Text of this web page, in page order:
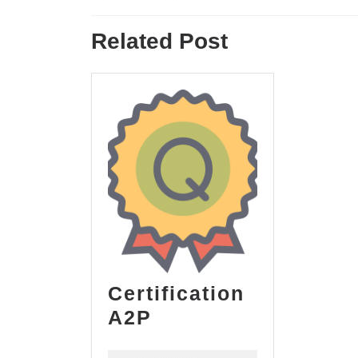
l’article
post:
Related Post
Certification
A2P